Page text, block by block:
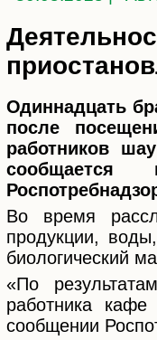
Одиннадцать
после
работников
сообщается
Во время
продукции,
биологический
«По
работника
сообщении